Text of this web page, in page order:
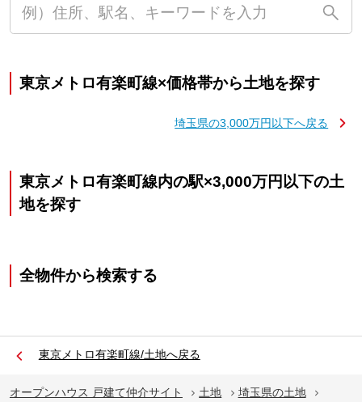
東京メトロ有楽町線×価格帯から土地を探す
埼玉県の3,000万円以下へ戻る
東京メトロ有楽町線内の駅×3,000万円以下の土
地を探す
全物件から検索する
東京メトロ有楽町線/土地へ戻る
オープンハウス 戸建て仲介サイト 土地
埼玉県の土地